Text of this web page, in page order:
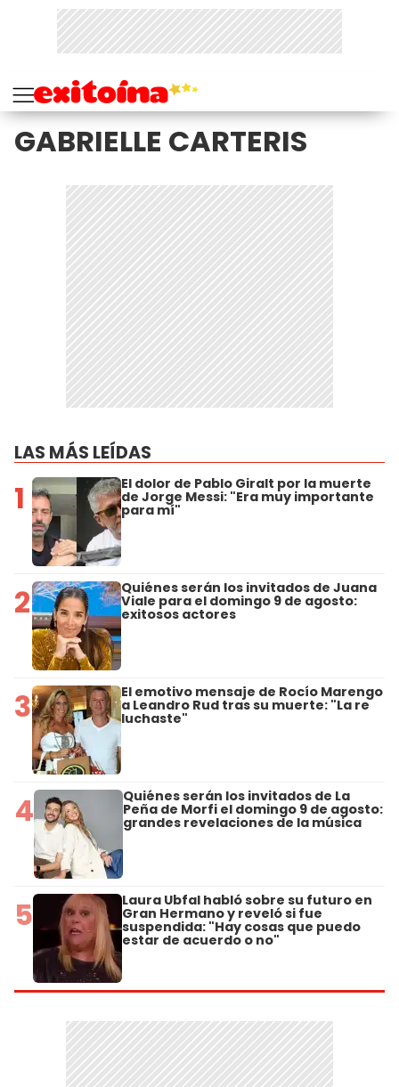
GABRIELLE CARTERIS
LAS MÁS LEÍDAS
1 El dolor de Pablo Giralt por la muerte
de Jorge Messi: "Era muy importante
para mí"
2 Quiénes serán los invitados de Juana
Viale para el domingo 9 de agosto:
exitosos actores
3 El emotivo mensaje de Rocío Marengo
a Leandro Rud tras su muerte: "La re
luchaste"
4 Quiénes serán los invitados de La
Peña de Morfi el domingo 9 de agosto:
grandes revelaciones de la música
5 Laura Ubfal habló sobre su futuro en
Gran Hermano y reveló si fue
suspendida: "Hay cosas que puedo
estar de acuerdo o no"